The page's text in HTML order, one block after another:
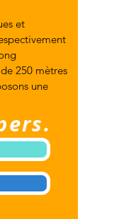
et
250 mètres
une